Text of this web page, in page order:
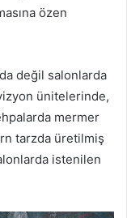
özen
değil salonlarda
ünitelerinde,
mermer
tarzda üretilmiş
istenilen